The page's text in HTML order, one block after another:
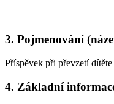
3. Pojmenování
Příspěvek při převzetí dítěte
4. Základní